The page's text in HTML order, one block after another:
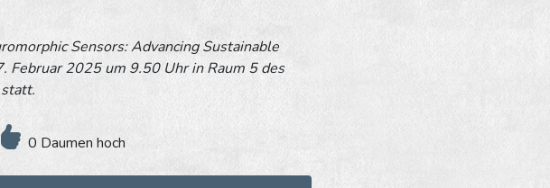
Sensors: Advancing Sustainable
Februar 2025 um 9.50 Uhr in Raum 5 des
0 Daumen hoch